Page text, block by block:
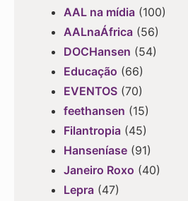
AAL na mídia (100)
AALnaÁfrica (56)
DOCHansen (54)
Educação (66)
EVENTOS (70)
feethansen (15)
Filantropia (45)
Hanseníase (91)
Janeiro Roxo (40)
Lepra (47)